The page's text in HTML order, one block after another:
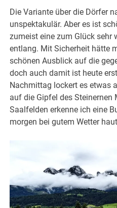
Die Variante über die Dörfer
unspektakulär. Aber es ist
zumeist eine zum Glück sehr
entlang. Mit Sicherheit hätte
schönen Ausblick auf die
doch auch damit ist heute
Nachmittag lockert es etwas
auf die Gipfel des Steinernen
Saalfelden erkenne ich eine
morgen bei gutem Wetter